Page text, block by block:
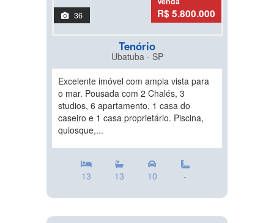
36 R$ 5.800.000
Tenório
Ubatuba - SP
Excelente imóvel com ampla vista para
o mar. Pousada com 2 Chalés, 3
studios, 6 apartamento, 1 casa do
caseiro e 1 casa proprietário. Piscina,
quiosque,...
13 13 10 -